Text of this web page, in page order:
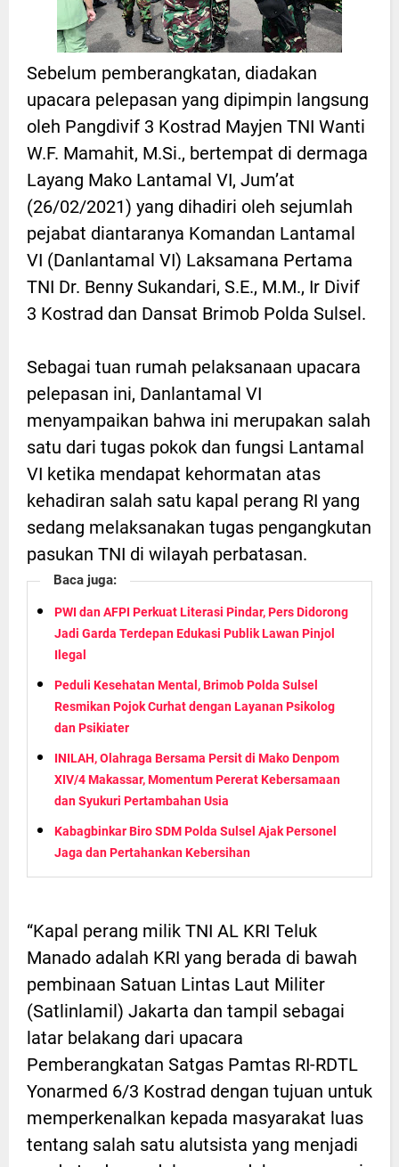
Sebelum pemberangkatan, diadakan
upacara pelepasan yang dipimpin langsung
oleh Pangdivif 3 Kostrad Mayjen TNI Wanti
W.F. Mamahit, M.Si., bertempat di dermaga
Layang Mako Lantamal VI, Jum’at
(26/02/2021) yang dihadiri oleh sejumlah
pejabat diantaranya Komandan Lantamal
VI (Danlantamal VI) Laksamana Pertama
TNI Dr. Benny Sukandari, S.E., M.M., Ir Divif
3 Kostrad dan Dansat Brimob Polda Sulsel.
Sebagai tuan rumah pelaksanaan upacara
pelepasan ini, Danlantamal VI
menyampaikan bahwa ini merupakan salah
satu dari tugas pokok dan fungsi Lantamal
VI ketika mendapat kehormatan atas
kehadiran salah satu kapal perang RI yang
sedang melaksanakan tugas pengangkutan
pasukan TNI di wilayah perbatasan.
Baca juga:
PWI dan AFPI Perkuat Literasi Pindar, Pers Didorong
Jadi Garda Terdepan Edukasi Publik Lawan Pinjol
Ilegal
Peduli Kesehatan Mental, Brimob Polda Sulsel
Resmikan Pojok Curhat dengan Layanan Psikolog
dan Psikiater
INILAH, Olahraga Bersama Persit di Mako Denpom
XIV/4 Makassar, Momentum Pererat Kebersamaan
dan Syukuri Pertambahan Usia
Kabagbinkar Biro SDM Polda Sulsel Ajak Personel
Jaga dan Pertahankan Kebersihan
“Kapal perang milik TNI AL KRI Teluk
Manado adalah KRI yang berada di bawah
pembinaan Satuan Lintas Laut Militer
(Satlinlamil) Jakarta dan tampil sebagai
latar belakang dari upacara
Pemberangkatan Satgas Pamtas RI-RDTL
Yonarmed 6/3 Kostrad dengan tujuan untuk
memperkenalkan kepada masyarakat luas
tentang salah satu alutsista yang menjadi